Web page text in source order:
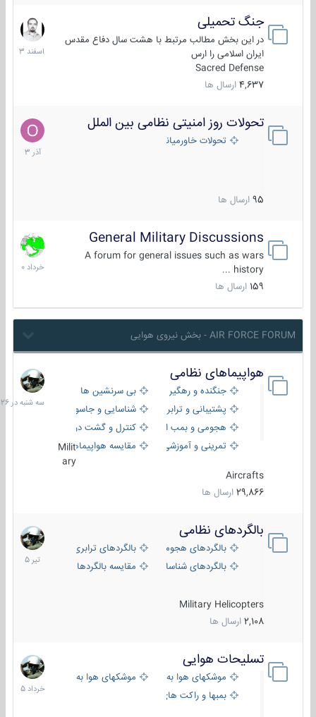
جنگ تحمیلی
در این بخش مطالب مرتبط با هشت سال دفاع مقدس
ایران اسلامی را ارس
Sacred Defense
4,637 ارسال ها
20
اسفند
1403
تحولات روز امنیتی نظامی بین الملل
تحولات خاورمیانه
95 ارسال ها
21
آذر
1403
General Military Discussions
A forum for general issues such as wars
history ...
159 ارسال ها
10
خرداد
1400
AIR FORCE FORUM - بخش نیروی هوایی
هواپیماهای نظامی
جنگنده و رهگیر
بی سرنشین ها
پشتیبانی و ترابری
شناسایی و جاسوسی
هجومی و بمب افکن
کنترل و گشت دریایی
تمرینی و آموزشی
مقایسه هواپیماهاMilit
ary
Aircrafts
29,866 ارسال ها
سه
شنبه
در
بالگردهای نظامی
بالگردهای هجومی
بالگردهای ترابری
بالگردهای شناسایی
مقایسه بالگردها
Military Helicopters
2,108 ارسال ها
22
تیر
1405
تسلیحات هوایی
موشکهای هوا به هوا
موشکهای هوا به سطح
بمبها و راکت های هوایی
30
خرداد
1405